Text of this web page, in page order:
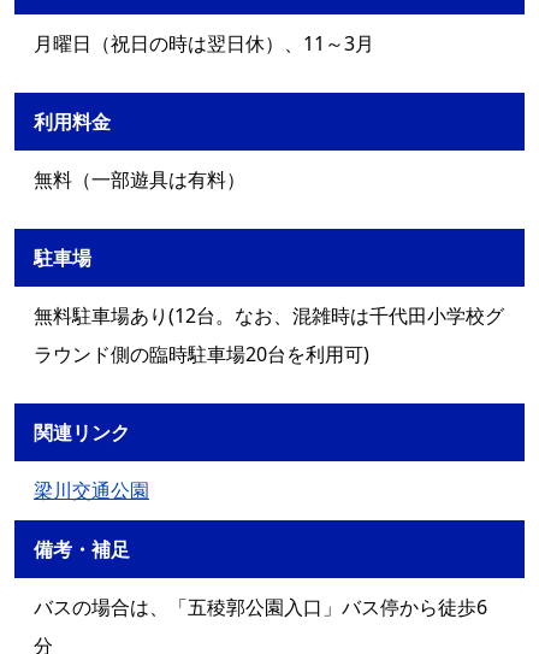
月曜日（祝日の時は翌日休）、11～3月
利用料金
無料（一部遊具は有料）
駐車場
無料駐車場あり(12台。なお、混雑時は千代田小学校グ
ラウンド側の臨時駐車場20台を利用可)
関連リンク
梁川交通公園
備考・補足
バスの場合は、「五稜郭公園入口」バス停から徒歩6
分